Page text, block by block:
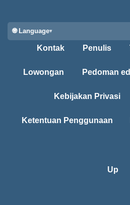
🌐 Language
Kontak Penulis
Lowongan Pedoman
Kebijakan Privasi
Ketentuan Penggunaan
Up